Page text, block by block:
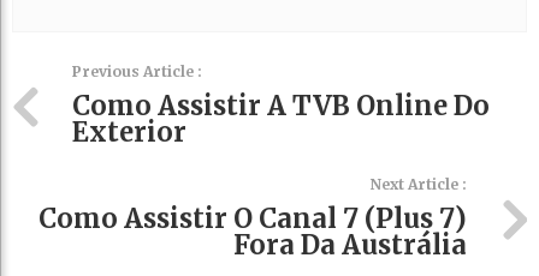
Previous Article :
Como Assistir A TVB Online Do
Exterior
Next Article :
Como Assistir O Canal 7 (Plus 7)
Fora Da Austrália